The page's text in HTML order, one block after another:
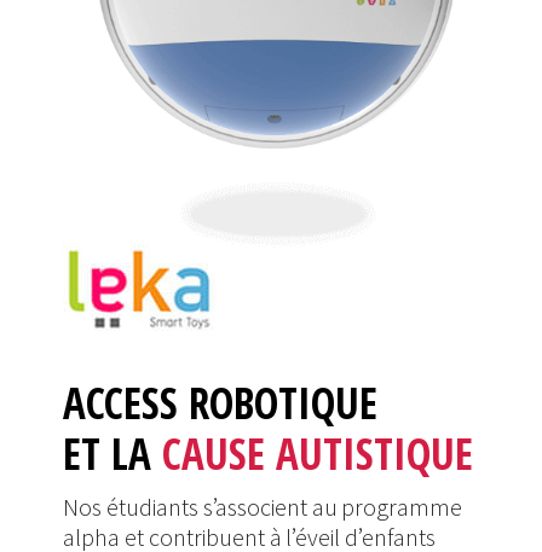
ACCESS ROBOTIQUE
ET LA CAUSE AUTISTIQUE
Nos étudiants s’associent au programme
alpha et contribuent à l’éveil d’enfants